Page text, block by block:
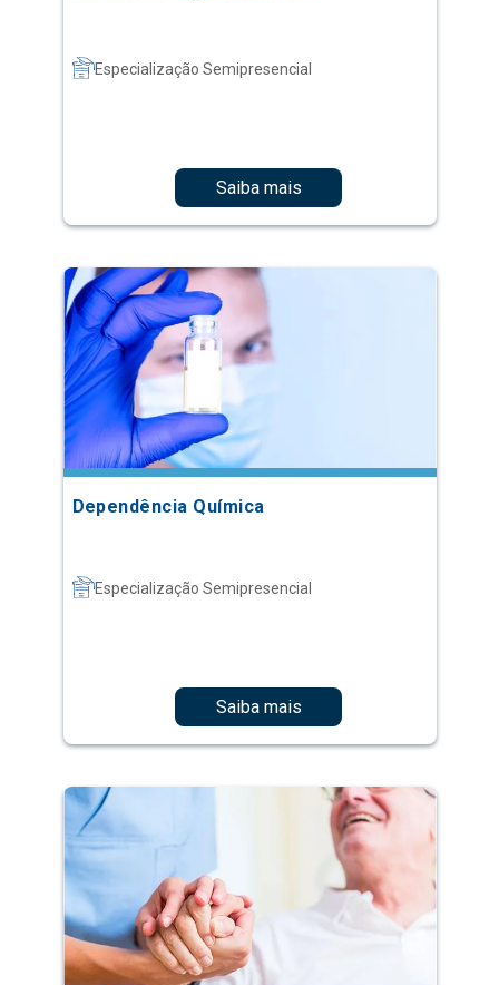
Especialização Semipresencial
Saiba mais
Dependência Química
Especialização Semipresencial
Saiba mais